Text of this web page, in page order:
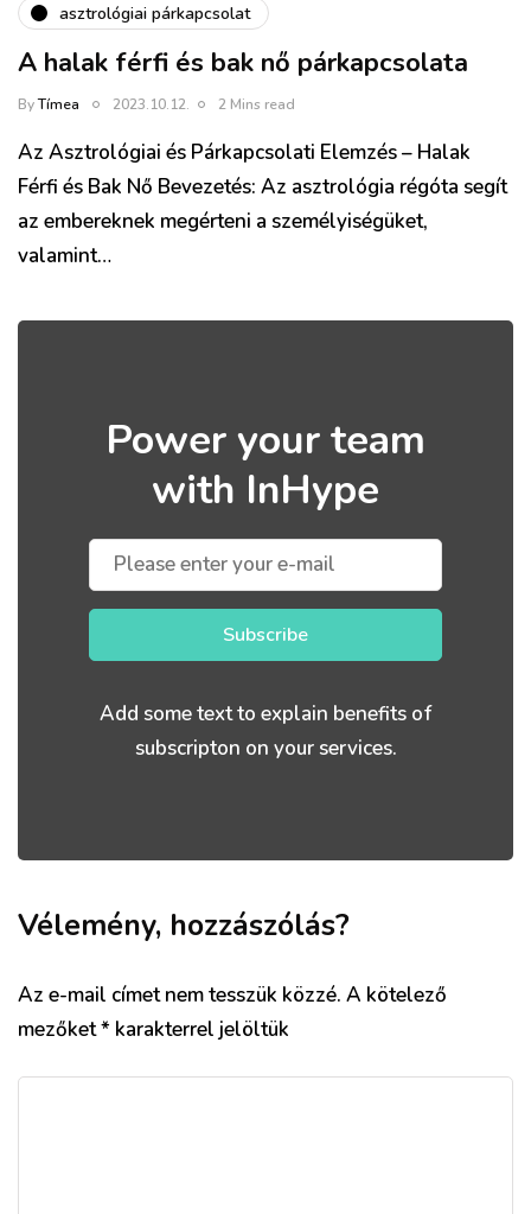
asztrológiai párkapcsolat
A halak férfi és bak nő párkapcsolata
ByTímea 2023.10.12. 2 Mins read
Az Asztrológiai és Párkapcsolati Elemzés – Halak
Férfi és Bak Nő Bevezetés: Az asztrológia régóta segít
az embereknek megérteni a személyiségüket,
valamint…
Power your team
with InHype
Subscribe
Add some text to explain benefits of
subscripton on your services.
Vélemény, hozzászólás?
Az e-mail címet nem tesszük közzé. A kötelező
mezőket* karakterrel jelöltük